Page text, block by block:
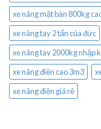
xe nâng mặt bàn 800kg
xe nâng tay 2 tấn của đức
xe nâng tay 2000kg nhập
xe nâng điện cao 3m3
xe nâng điện giá rẻ